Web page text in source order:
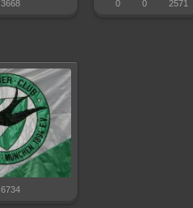
3668 0 0 2571
6734